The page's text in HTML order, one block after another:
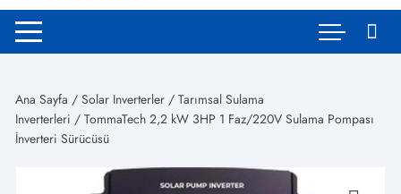
Ana Sayfa /Solar Inverterler /Tarımsal Sulama
Inverterleri / TommaTech 2,2 kW 3HP 1 Faz/220V Sulama Pompası
İnverteri Sürücüsü